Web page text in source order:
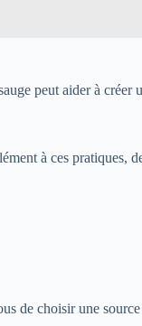
peut aider à
à ces pratiques,
de choisir une